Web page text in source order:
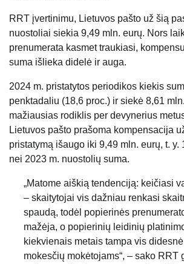
RRT įvertinimu, Lietuvos pašto už šią
nuostoliai siekia 9,49 mln. eurų. Nors
prenumerata kasmet traukiasi,
suma išlieka didelė ir auga.
2024 m. pristatytos periodikos kiekis
penktadaliu (18,6 proc.) ir siekė 8,61
mažiausias rodiklis per devynerius
Lietuvos pašto prašoma kompensacija
pristatymą išaugo iki 9,49 mln. eurų, t. y.
nei 2023 m. nuostolių suma.
„Matome aiškią tendenciją: keičiasi
– skaitytojai vis dažniau renkasi
spaudą, todėl popierinės
mažėja, o popierinių leidinių
kiekvienais metais tampa vis
mokesčių mokėtojams“, – sako RRT